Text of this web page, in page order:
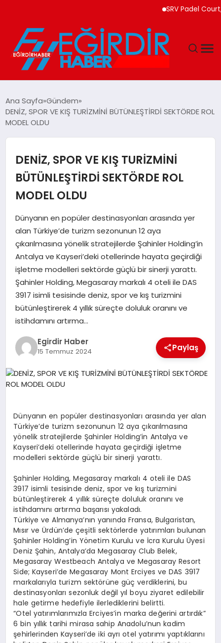
SRV Padel Court,
EĞITIM
GÜNDEM
MAGAZIN
SIYASET
SPOR
TEKNOLOJI
YAŞAM
Ana Sayfa Gündem
DENİZ, SPOR VE KIŞ TURİZMİNİ BÜTÜNLEŞTİRDİ SEKTÖRDE ROL
MODEL OLDU
DENİZ, SPOR VE KIŞ TURİZMİNİ
BÜTÜNLEŞTİRDİ SEKTÖRDE ROL
MODEL OLDU
Dünyanın en popüler destinasyonları arasında yer
alan Türkiye’de turizm sezonunun 12 aya
çıkarılmasına yönelik stratejilerde Şahinler Holding’in
Antalya ve Kayseri’deki otellerinde hayata geçirdiği
işletme modelleri sektörde güçlü bir sinerji yarattı.
Şahinler Holding, Megasaray markalı 4 oteli ile DAS
3917 isimli tesisinde deniz, spor ve kış turizmini
bütünleştirerek 4 yıllık süreçte doluluk oranını ve
istihdamını artırma…
Egirdir Haber
15 Temmuz 2024 Paylaş
Dünyanın en popüler destinasyonları arasında yer alan
Türkiye’de turizm sezonunun 12 aya çıkarılmasına
yönelik stratejilerde Şahinler Holding’in Antalya ve
Kayseri’deki otellerinde hayata geçirdiği işletme
modelleri sektörde güçlü bir sinerji yarattı.
Şahinler Holding, Megasaray markalı 4 oteli ile DAS
3917 isimli tesisinde deniz, spor ve kış turizmini
bütünleştirerek 4 yıllık süreçte doluluk oranını ve
istihdamını artırma başarısı yakaladı.
Türkiye ve Almanya’nın yanında Fransa, Bulgaristan,
Mısır ve Ürdün’de çeşitli sektörlerde yatırımları bulunan
Şahinler Holding’in Yönetim Kurulu ve İcra Kurulu Üyesi
Deniz Şahin, Antalya’da Megasaray Club Belek,
Megasaray Westbeach Antalya ve Megasaray Resort
Side; Kayseri’de Megasaray Mont Erciyes ve DAS 3917
markalarıyla turizm sektörüne güç verdiklerini, bu
destinasyonları sezonluk değil yıl boyu ziyaret edilebilir
hale getirme hedefiyle ilerlediklerini belirtti.
“Otel yatırımlarımızla Erciyes’in marka değerini artırdık”
6 bin yıllık tarihi mirasa sahip Anadolu’nun kadim
şehirlerinden Kayseri’de iki ayrı otel yatırımı yaptıklarını